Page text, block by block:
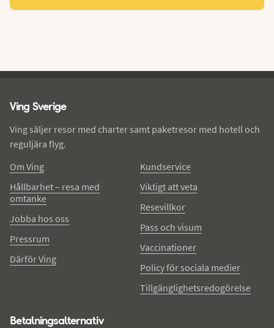
Ving Sverige
Ving säljer resor med charter samt paketresor med hotell och
reguljära flyg.
Om Ving
Hållbarhet – resa med
omtanke
Jobba hos oss
Pressrum
Därför Ving
Kundservice
Viktigt att veta
Resevillkor
Pass och visum
Vaccinationer
Policy för sociala medier
Tillgänglighetsredogörelse
Betalningsalternativ